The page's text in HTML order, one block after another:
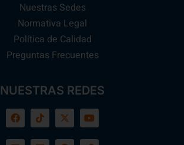
Nuestras Sedes
Normativa Legal
Política de Calidad
Preguntas Frecuentes
NUESTRAS REDES